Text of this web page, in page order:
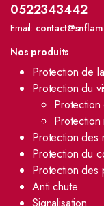
0522343442
Email:
Nos produits
Protection de
Protection du
Protection
Protection
Protection des
Protection du
Protection des
Anti chute